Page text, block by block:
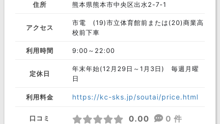
住所 熊本県熊本市中央区出水2-7-1
アクセス
市電 (19)市立体育館前または(20)商業高
校前下車
利用時間 9:00～22:00
定休日
年末年始(12月29日～1月3日) 毎週月曜
日
利用料金 https://kc-sks.jp/soutai/price.html
口コミ 0.00 0 件